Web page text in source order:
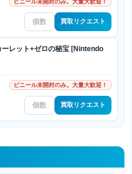
買取リクエスト
ーレット+ゼロの秘宝 [Nintendo
ビニール未開封のみ。大量大歓迎！
買取リクエスト